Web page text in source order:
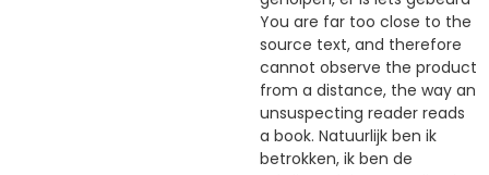
You are far too close to the
source text, and therefore
cannot observe the product
from a distance, the way an
unsuspecting reader reads
a book. Natuurlijk ben ik
betrokken, ik ben de